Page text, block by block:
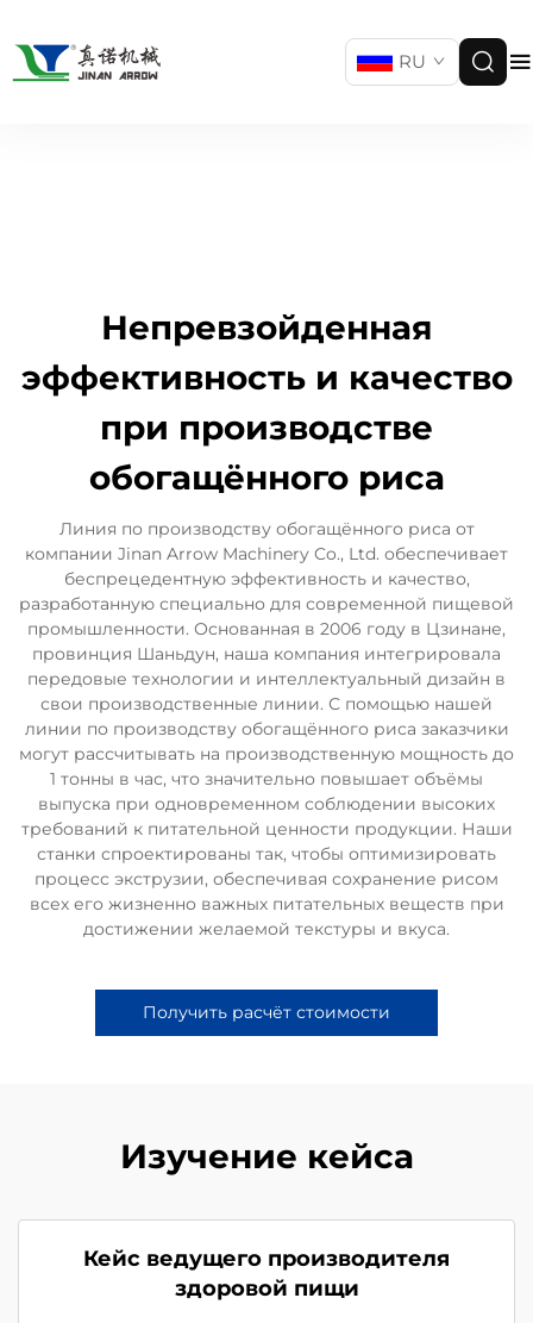
RU
Непревзойденная
эффективность и качество
при производстве
обогащённого риса
Линия по производству обогащённого риса от
компании Jinan Arrow Machinery Co., Ltd. обеспечивает
беспрецедентную эффективность и качество,
разработанную специально для современной пищевой
промышленности. Основанная в 2006 году в Цзинане,
провинция Шаньдун, наша компания интегрировала
передовые технологии и интеллектуальный дизайн в
свои производственные линии. С помощью нашей
линии по производству обогащённого риса заказчики
могут рассчитывать на производственную мощность до
1 тонны в час, что значительно повышает объёмы
выпуска при одновременном соблюдении высоких
требований к питательной ценности продукции. Наши
станки спроектированы так, чтобы оптимизировать
процесс экструзии, обеспечивая сохранение рисом
всех его жизненно важных питательных веществ при
достижении желаемой текстуры и вкуса.
Получить расчёт стоимости
Изучение кейса
Кейс ведущего производителя
здоровой пищи